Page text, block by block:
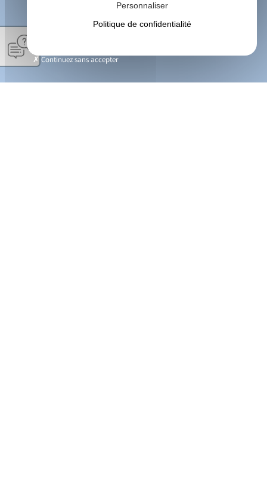
Personnaliser
Politique de confidentialité
Continuez sans accepter